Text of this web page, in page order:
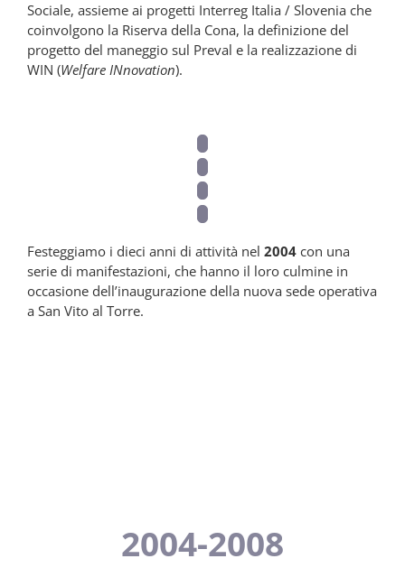
Sociale, assieme ai progetti Interreg Italia / Slovenia che
coinvolgono la Riserva della Cona, la definizione del
progetto del maneggio sul Preval e la realizzazione di
WIN (Welfare INnovation).
Festeggiamo i dieci anni di attività nel 2004 con una
serie di manifestazioni, che hanno il loro culmine in
occasione dell’inaugurazione della nuova sede operativa
a San Vito al Torre.
2004-2008